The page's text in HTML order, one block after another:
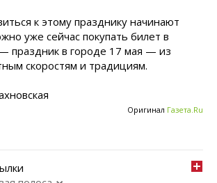
к этому празднику начинают
уже сейчас покупать билет в
праздник в городе 17 мая — из
скоростям и традициям.
Оригинал Газета.Ru